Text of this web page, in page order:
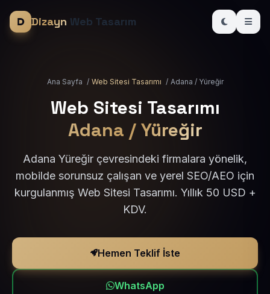
Dizayn Web Tasarım
Ana Sayfa / Web Sitesi Tasarımı / Adana / Yüreğir
Web Sitesi Tasarımı
Adana / Yüreğir
Adana Yüreğir çevresindeki firmalara yönelik,
mobilde sorunsuz çalışan ve yerel SEO/AEO için
kurgulanmış Web Sitesi Tasarımı. Yıllık 50 USD +
KDV.
Hemen Teklif İste
WhatsApp